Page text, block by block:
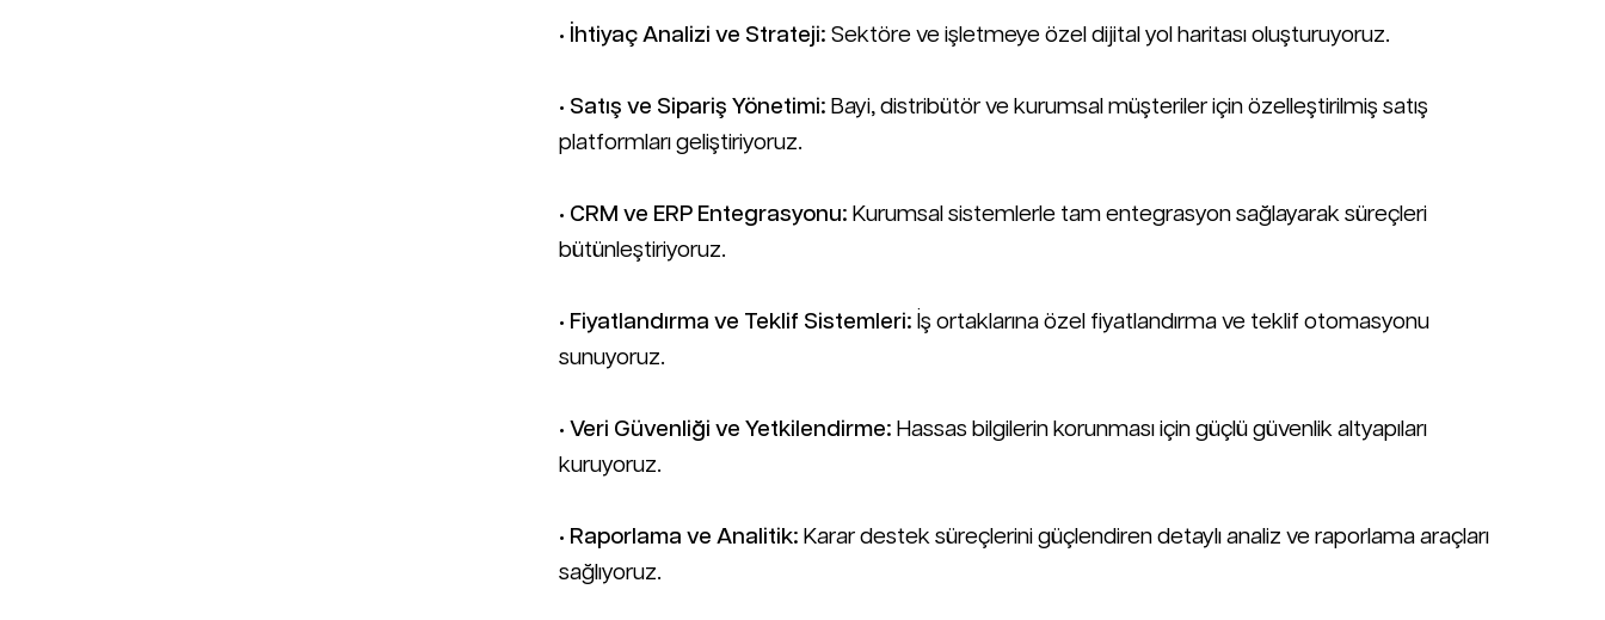
• İhtiyaç Analizi ve Strateji: Sektöre ve işletmeye özel dijital yol haritası oluşturuyoruz.
• Satış ve Sipariş Yönetimi: Bayi, distribütör ve kurumsal müşteriler için özelleştirilmiş satış
platformları geliştiriyoruz.
• CRM ve ERP Entegrasyonu: Kurumsal sistemlerle tam entegrasyon sağlayarak süreçleri
bütünleştiriyoruz.
• Fiyatlandırma ve Teklif Sistemleri: İş ortaklarına özel fiyatlandırma ve teklif otomasyonu
sunuyoruz.
• Veri Güvenliği ve Yetkilendirme: Hassas bilgilerin korunması için güçlü güvenlik altyapıları
kuruyoruz.
• Raporlama ve Analitik: Karar destek süreçlerini güçlendiren detaylı analiz ve raporlama araçları
sağlıyoruz.